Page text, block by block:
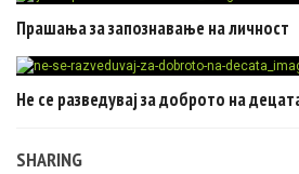
Прашања за запознавање на личност
Не се разведувај за доброто на
SHARING